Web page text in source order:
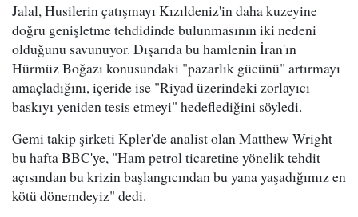
Jalal, Husilerin çatışmayı Kızıldeniz'in daha kuzeyine
doğru genişletme tehdidinde bulunmasının iki nedeni
olduğunu savunuyor. Dışarıda bu hamlenin İran'ın
Hürmüz Boğazı konusundaki "pazarlık gücünü" artırmayı
amaçladığını, içeride ise "Riyad üzerindeki zorlayıcı
baskıyı yeniden tesis etmeyi" hedeflediğini söyledi.
Gemi takip şirketi Kpler'de analist olan Matthew Wright
bu hafta BBC'ye, "Ham petrol ticaretine yönelik tehdit
açısından bu krizin başlangıcından bu yana yaşadığımız en
kötü dönemdeyiz" dedi.